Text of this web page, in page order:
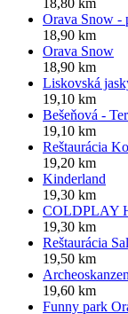
Orava Snow -
18,90 km
Orava Snow
18,90 km
Liskovská
19,10 km
Bešeňová -
19,10 km
Reštaurácia
19,20 km
Kinderland
19,30 km
COLDPLAY
19,30 km
Reštaurácia
19,50 km
19,60 km
Funny park